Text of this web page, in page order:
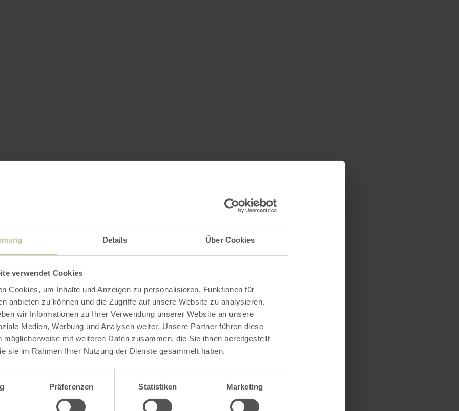
Details Über Cookies
verwendet Cookies
Cookies, um Inhalte und Anzeigen zu personalisieren, Funktionen für
anbieten zu können und die Zugriffe auf unsere Website zu analysieren.
wir Informationen zu Ihrer Verwendung unserer Website an unsere
Medien, Werbung und Analysen weiter. Unsere Partner führen diese
möglicherweise mit weiteren Daten zusammen, die Sie ihnen bereitgestellt
sie im Rahmen Ihrer Nutzung der Dienste gesammelt haben.
Präferenzen Statistiken Marketing